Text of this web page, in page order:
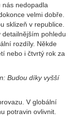
nás nedopadla
velmi dobře.
sklizeň v republice.
pohledu
rozdíly. Někde
nebo i čtvrtý rok za
Budou díky vyšší
V globální
potravin ovlivnit.